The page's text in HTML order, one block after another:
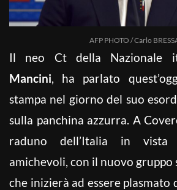
AFP PHOTO / Carlo
Il neo Ct della Nazionale
Mancini, ha parlato
stampa nel giorno del suo
sulla panchina azzurra. A
raduno dell’Italia in vista
amichevoli, con il nuovo gruppo
che inizierà ad essere plasmato